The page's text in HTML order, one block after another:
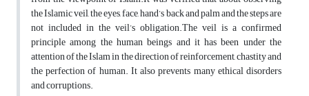
the Islamic veil, the eyes, face, hand’s back and palm and the steps are
not included in the veil’s obligation.The veil is a confirmed
principle among the human beings and it has been under the
attention of the Islam in the direction of reinforcement, chastity and
the perfection of human. It also prevents many ethical disorders
and corruptions.